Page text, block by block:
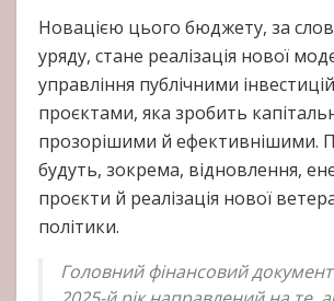
Новацією цього бюджету, за
уряду, стане реалізація нової
управління публічними
проєктами, яка зробить
прозорішими й ефективнішими.
будуть, зокрема, відновлення,
проєкти й реалізація нової
політики.
Головний фінансовий